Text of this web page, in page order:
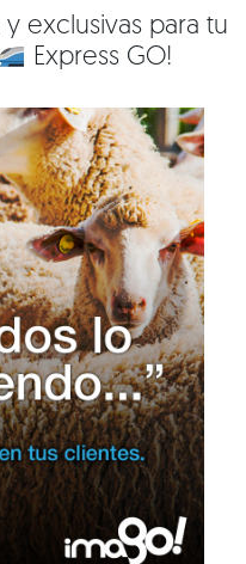
exclusivas para tu
Express GO!